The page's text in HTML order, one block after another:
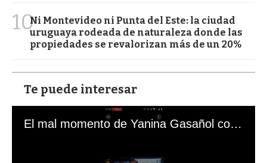
10Ni Montevideo ni Punta del Este: la ciudad
uruguaya rodeada de naturaleza donde las
propiedades se revalorizan más de un 20%
Te puede interesar
El mal momento de Yanina Gasañol con un hincha argentino en "Subrayado"